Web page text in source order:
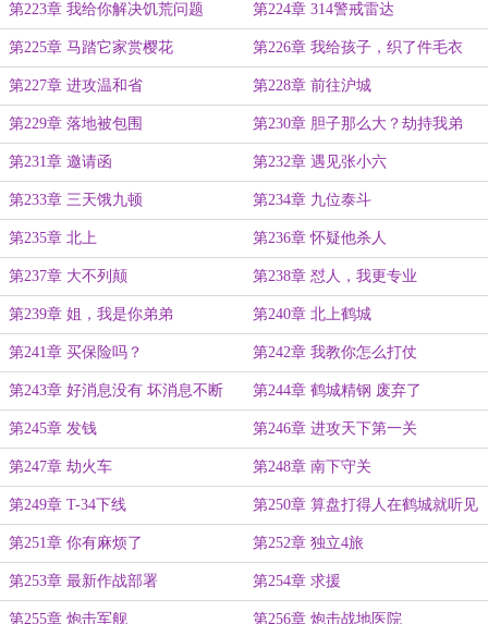
第223章 我给你解决饥荒问题 第224章 314警戒雷达
第225章 马踏它家赏樱花 第226章 我给孩子，织了件毛衣
第227章 进攻温和省 第228章 前往沪城
第229章 落地被包围 第230章 胆子那么大？劫持我弟
弟？
第231章 邀请函 第232章 遇见张小六
第233章 三天饿九顿 第234章 九位泰斗
第235章 北上 第236章 怀疑他杀人
第237章 大不列颠 第238章 怼人，我更专业
第239章 姐，我是你弟弟 第240章 北上鹤城
第241章 买保险吗？ 第242章 我教你怎么打仗
第243章 好消息没有 坏消息不断 第244章 鹤城精钢 废弃了
第245章 发钱 第246章 进攻天下第一关
第247章 劫火车 第248章 南下守关
第249章 T-34下线 第250章 算盘打得人在鹤城就听见
了
第251章 你有麻烦了 第252章 独立4旅
第253章 最新作战部署 第254章 求援
第255章 炮击军舰 第256章 炮击战地医院